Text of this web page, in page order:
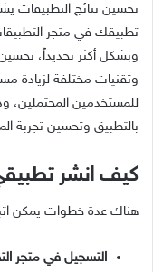
تحسين نتائج التطبيقات
تطبيقك في متجر التطبيقات
وبشكل أكثر تحديداً،
وتقنيات مختلفة لزيادة
للمستخدمين المحتملين،
بالتطبيق وتحسين تجربة
كيف انشر
هناك عدة خطوات يمكن
التسجيل في متجر